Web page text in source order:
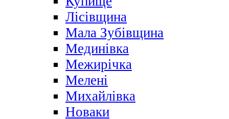
Лісівщина
Мала Зубівщина
Мединівка
Межирічка
Мелені
Михайлівка
Новаки